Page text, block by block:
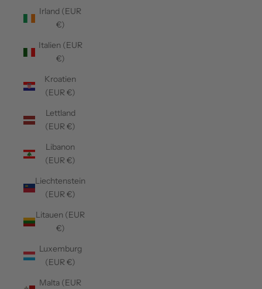
Irland (EUR
€)
Italien (EUR
€)
Kroatien
(EUR €)
Lettland
(EUR €)
Libanon
(EUR €)
Liechtenstein
(EUR €)
Litauen (EUR
€)
Luxemburg
(EUR €)
Malta (EUR